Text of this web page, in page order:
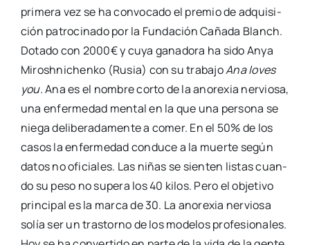
pri­me­ra vez se ha con­vo­ca­do el pre­mio de adqui­si­
ción patro­ci­na­do por la Fun­da­ción Caña­da Blanch.
Dota­do con 2000€ y cuya gana­do­ra ha sido Anya
Mirosh­ni­chen­ko (Rusia) con su tra­ba­joAna loves
you.Ana es el nom­bre cor­to de la ano­re­xia ner­vio­sa,
una enfer­me­dad men­tal en la que una per­so­na se
nie­ga deli­be­ra­da­men­te a comer. En el 50% de los
casos la enfer­me­dad con­du­ce a la muer­te según
datos no ofi­cia­les. Las niñas se sien­ten lis­tas cuan­
do su peso no supera los 40 kilos. Pero el obje­ti­vo
prin­ci­pal es la mar­ca de 30. La ano­re­xia ner­vio­sa
solía ser un tras­torno de los mode­los pro­fe­sio­na­les.